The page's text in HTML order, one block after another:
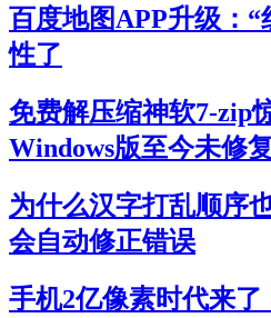
百度地图APP升级：“
性了
免费解压缩神软7-zip
Windows版至今未修复
为什么汉字打乱顺序
会自动修正错误
手机2亿像素时代来